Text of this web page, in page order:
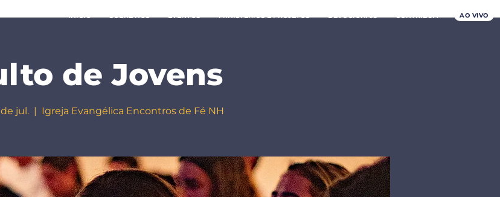
INÍCIO SOBRE NÓS EVENTOS MINISTÉRIOS E PROJETOS DEVOCIONAIS CONTRIBUA AO VIVO
de Jovens
jul.
  |
Igreja Evangélica Encontros de Fé NH